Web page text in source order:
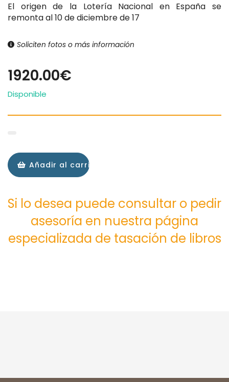
El origen de la Lotería Nacional en España se
remonta al 10 de diciembre de 17
Soliciten fotos o más información
1920.00€
Disponible
Añadir al carrito
Si lo desea puede consultar o pedir
asesoría en nuestra página
especializada de tasación de libros